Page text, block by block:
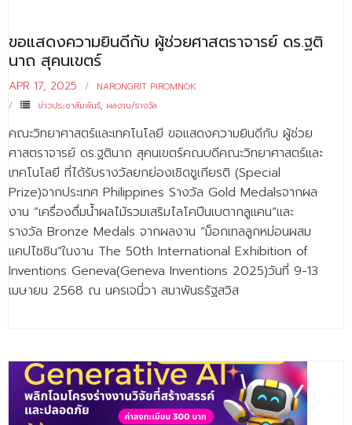
ขอแสดงความยินดีกับ ผู้ช่วยศาสตราจารย์ ดร.ฐติ
นาถ สุคนเขตร์
APR 17, 2025
NARONGRIT PIROMNOK
ข่าวประชาสัมพันธ์, ผลงาน/รางวัล
คณะวิทยาศาสตร์และเทคโนโลยี ขอแสดงความยินดีกับ ผู้ช่วย
ศาสตราจารย์ ดร.ฐตินาถ สุคนเขตร์คณบดีคณะวิทยาศาสตร์และ
เทคโนโลยี ที่ได้รับรางวัลยกย่องเชิดชูเกียรติ (Special
Prize)จากประเทศ Philippines Sางวัล Gold Medalsจากผล
งาน “เครื่องดื่มน้ำผลไม้รวมเสริมไลโคปีนเบตากลูแคน”และ
รางวัล Bronze Medals จากผลงาน “ม็อกเทลลูกหม่อนผสม
แคปไซซิน”ในงาu The 50th International Exhibition of
Inventions Geneva(Geneva Inventions 2025)วันที่ 9-13
เมษายน 2568 ณ นครเจนี่วา สมาพันธรัฐสวิส